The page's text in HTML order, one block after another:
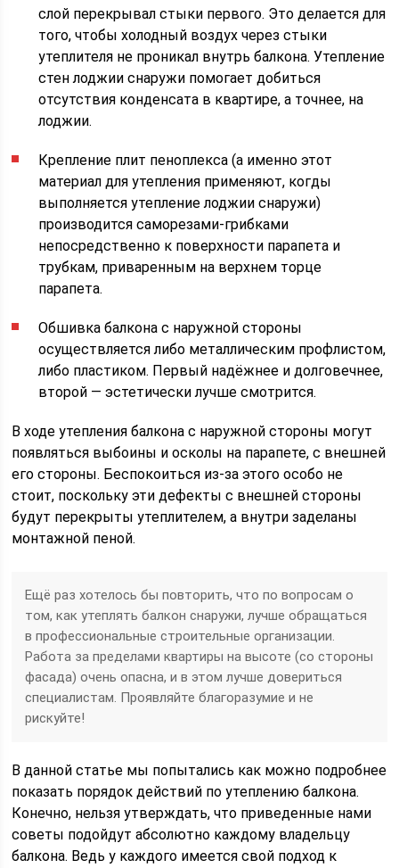
слой перекрывал стыки первого. Это делается для
того, чтобы холодный воздух через стыки
утеплителя не проникал внутрь балкона. Утепление
стен лоджии снаружи помогает добиться
отсутствия конденсата в квартире, а точнее, на
лоджии.
Крепление плит пеноплекса (а именно этот
материал для утепления применяют, когды
выполняется утепление лоджии снаружи)
производится саморезами-грибками
непосредственно к поверхности парапета и
трубкам, приваренным на верхнем торце
парапета.
Обшивка балкона с наружной стороны
осуществляется либо металлическим профлистом,
либо пластиком. Первый надёжнее и долговечнее,
второй — эстетически лучше смотрится.
В ходе утепления балкона с наружной стороны могут
появляться выбоины и осколы на парапете, с внешней
его стороны. Беспокоиться из-за этого особо не
стоит, поскольку эти дефекты с внешней стороны
будут перекрыты утеплителем, а внутри заделаны
монтажной пеной.
Ещё раз хотелось бы повторить, что по вопросам о
том, как утеплять балкон снаружи, лучше обращаться
в профессиональные строительные организации.
Работа за пределами квартиры на высоте (со стороны
фасада) очень опасна, и в этом лучше довериться
специалистам. Проявляйте благоразумие и не
рискуйте!
В данной статье мы попытались как можно подробнее
показать порядок действий по утеплению балкона.
Конечно, нельзя утверждать, что приведенные нами
советы подойдут абсолютно каждому владельцу
балкона. Ведь у каждого имеется свой подход к